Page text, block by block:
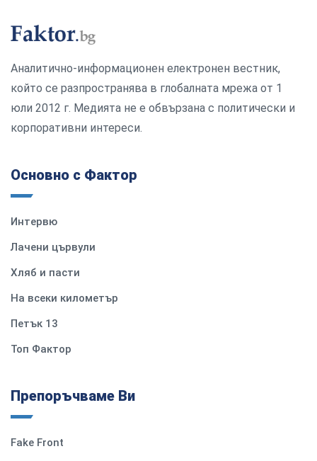
Аналитично-информационен електронен вестник,
който се разпространява в глобалната мрежа от 1
юли 2012 г. Медията не е обвързана с политически и
корпоративни интереси.
Основно с Фактор
Интервю
Лачени цървули
Хляб и пасти
На всеки километър
Петък 13
Топ Фактор
Препоръчваме Ви
Fake Front